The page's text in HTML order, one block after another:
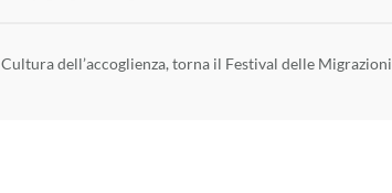
Cultura dell’accoglienza, torna il Festival delle Migrazioni